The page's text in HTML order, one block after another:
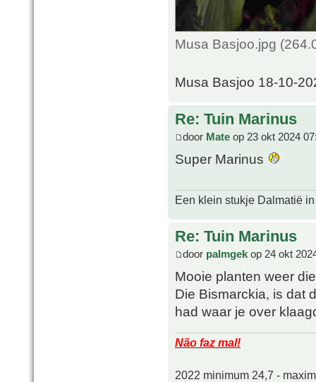
Musa Basjoo.jpg
Musa Basjoo 18-10-
Re: Tuin Marinus
door Mate op 23 okt 2024
Super Marinus
Een klein stukje Dalmatië
Re: Tuin Marinus
door palmgek op 24 okt
Mooie planten weer
Die Bismarckia, is dat
had waar je over
Não faz mal!
2022 minimum 24,7 -